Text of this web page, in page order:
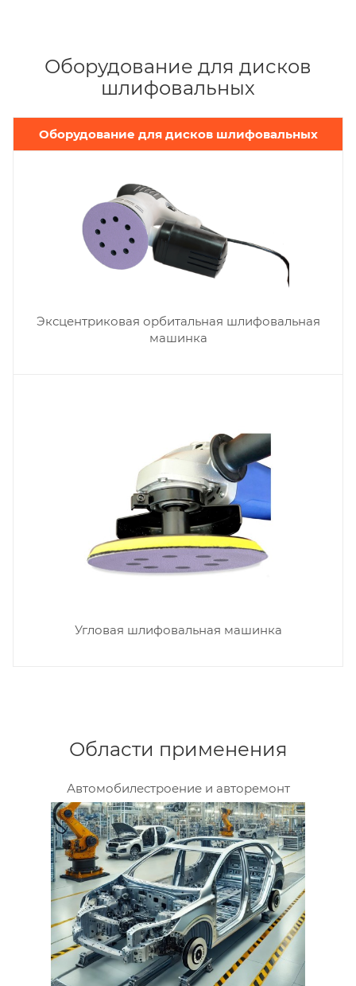
Оборудование для дисков
шлифовальных
Оборудование для дисков шлифовальных
Эксцентриковая орбитальная шлифовальная
машинка
Угловая шлифовальная машинка
Области применения
Автомобилестроение и авторемонт